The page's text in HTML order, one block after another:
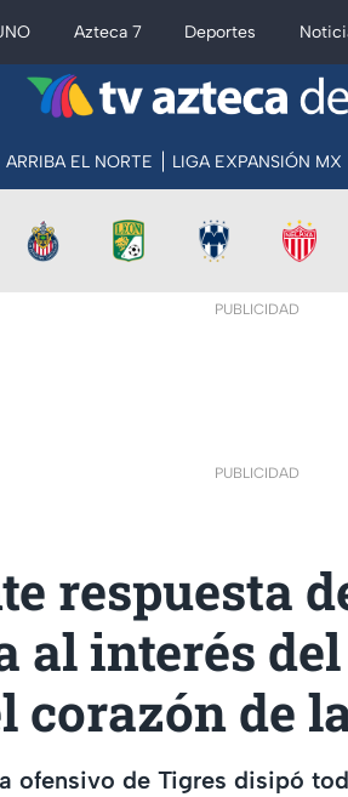
Azteca 7 Deportes
ARRIBA EL NORTE LIGA EXPANSIÓN MX
PUBLICIDAD
PUBLICIDAD
respuesta
al interés
corazón de
ofensivo de Tigres disipó